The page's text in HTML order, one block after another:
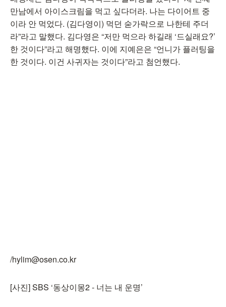
만남에서 아이스크림을 먹고 싶다더라. 나는 다이어트 중
이라 안 먹었다. (김다영이) 먹던 숟가락으로 나한테 주더
라”라고 말했다. 김다영은 “저만 먹으라 하길래 ‘드실래요?’
한 것이다”라고 해명했다. 이에 지예은은 “언니가 플러팅을
한 것이다. 이건 사귀자는 것이다”라고 첨언했다.
/hylim@osen.co.kr
[사진] SBS ‘동상이몽2 - 너는 내 운명’